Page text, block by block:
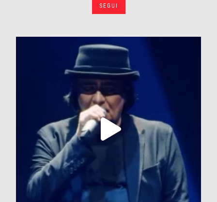
SEGUI
La vostra accoglienza. Il vostro entusiasmo. La